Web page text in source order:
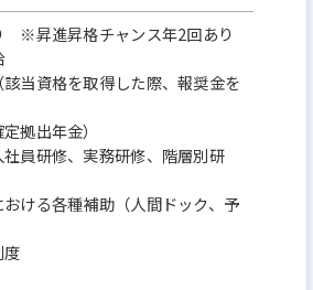
※昇進昇格チャンス年2回あり
当資格を取得した際、報奨金を
拠出年金）
員研修、実務研修、階層別研
ける各種補助（人間ドック、予